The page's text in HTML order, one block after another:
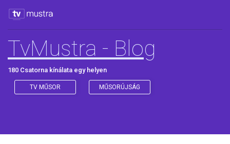
TvMustra - Blog
180 Csatorna kínálata egy helyen
TV MŰSOR MŰSORÚJSÁG